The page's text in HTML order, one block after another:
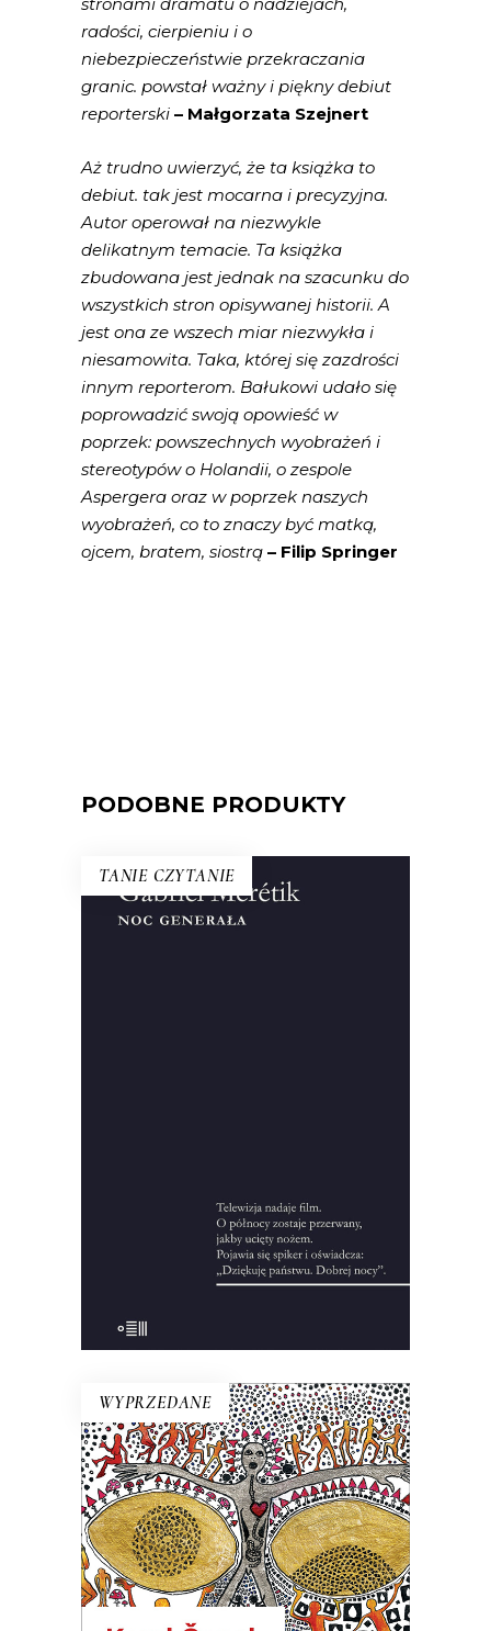
radości, cierpieniu i o
niebezpieczeństwie przekraczania
granic. powstał ważny i piękny debiut
reporterski – Małgorzata Szejnert
Aż trudno uwierzyć, że ta książka to
debiut. tak jest mocarna i precyzyjna.
Autor operował na niezwykle
delikatnym temacie. Ta książka
zbudowana jest jednak na szacunku do
wszystkich stron opisywanej historii. A
jest ona ze wszech miar niezwykła i
niesamowita. Taka, której się zazdrości
innym reporterom. Bałukowi udało się
poprowadzić swoją opowieść w
poprzek: powszechnych wyobrażeń i
stereotypów o Holandii, o zespole
Aspergera oraz w poprzek naszych
wyobrażeń, co to znaczy być matką,
ojcem, bratem, siostrą – Filip Springer
PODOBNE PRODUKTY
TANIE CZYTANIE
44.00zł 10.00zł
KSIĄŻKA DO KOSZYKA
WYPRZEDANE
FABRYKA ABSOLUTU
Na terenie Czech wyprodukowano
Boga. Nastała na świecie
nieograniczona obfitość wszystkiego.